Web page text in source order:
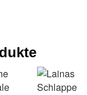
können
auf
der
Produktseite